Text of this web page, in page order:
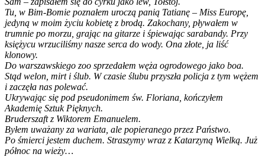
Tu, w Bim-Bomie poznałem uroczą panią Tatianę – Miss Europę,
jedyną w moim życiu kobietę z brodą. Zakochany, pływałem w
trumnie po morzu, grając na gitarze i śpiewając sarabandy. Przy
księżycu wrzuciliśmy nasze serca do wody. Ona złote, ja liść
klonowy.
Do warszawskiego zoo sprzedałem węża ogrodowego jako boa.
Stąd welon, mirt i ślub. W czasie ślubu przyszła policja z tym wężem
i zaczęła nas polewać.
Ukrywając się pod pseudonimem św. Floriana, kończyłem
Akademię Sztuk Pięknych.
Bruderszaft z Wiktorem Emanuelem.
Byłem uważany za wariata, ale popieranego przez Państwo.
Po śmierci jestem duchem. Straszymy wraz z Katarzyną Wielką. Już
północ na wieży…